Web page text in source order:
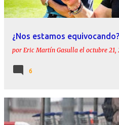
¿Nos estamos equivocando?
por Eric Martín Gasulla el octubre 21,
6